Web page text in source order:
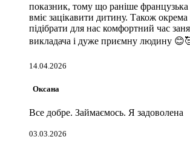
показник, тому що раніше
вміє зацікавити дитину. Також
підібрати для нас комфортний час
викладача і дуже приємну людину
14.04.2026
Оксана
Все добре. Займаємось. Я задоволена
03.03.2026